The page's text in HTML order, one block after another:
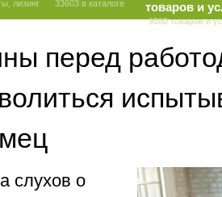
лизинг 33603 в каталоге
товаров и
9580 товаров и
перед
слухов о